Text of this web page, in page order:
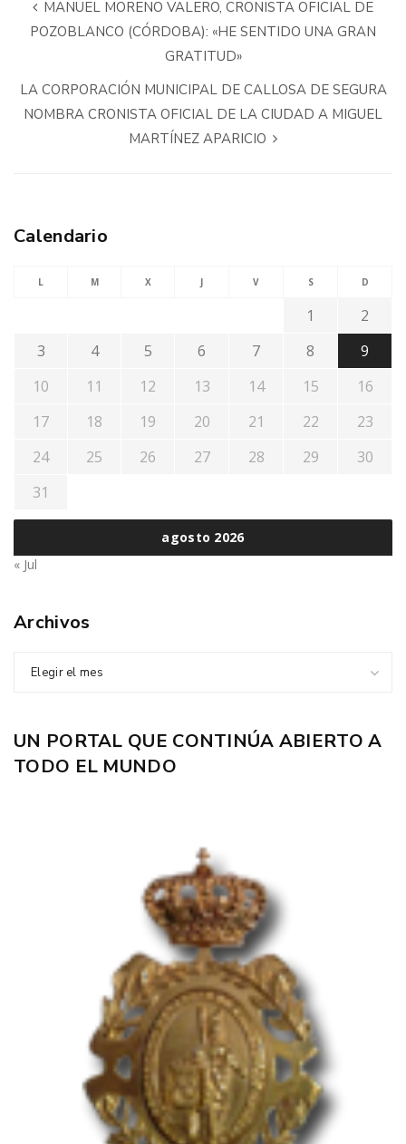
MANUEL MORENO VALERO, CRONISTA OFICIAL DE
POZOBLANCO (CÓRDOBA): «HE SENTIDO UNA GRAN
GRATITUD»
LA CORPORACIÓN MUNICIPAL DE CALLOSA DE SEGURA
NOMBRA CRONISTA OFICIAL DE LA CIUDAD A MIGUEL
MARTÍNEZ APARICIO
Calendario
agosto 2026
L M X J V S D
1
2
3
4 5 6 7 8
9
10
11 12 13 14 15
16
17
18 19 20 21 22
23
24
25 26 27 28 29
30
31
« Jul
Archivos
Elegir el mes
UN PORTAL QUE CONTINÚA ABIERTO A
TODO EL MUNDO